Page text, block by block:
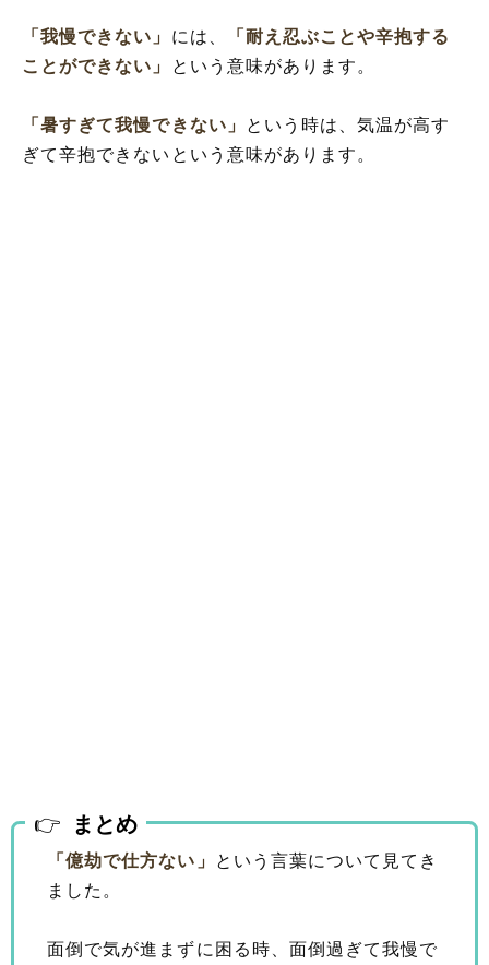
「我慢できない」 には、
「耐え忍ぶことや辛抱する
ことができない」
という意味があります。
「暑すぎて我慢できない」
という時は、気温が高す
ぎて辛抱できないという意味があります。
まとめ
「億劫で仕方ない」
という言葉について見てき
ました。
面倒で気が進まずに困る時、面倒過ぎて我慢で